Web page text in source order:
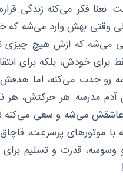
خانواده نامزد ۲۵ ساله‌ای به اسم محمدرضاست.
وقتی بهش وارد می‌شه که
می‌شه که ازش هیچ چیزی
خودش، بلکه برای
جذب می‌کنه، اما هدفش
آدم مدرسه. هر حرکتش،
، عاشقش می‌شه و سعی
با موتورهای پرسرعت،
قدرت و تسلیم برای